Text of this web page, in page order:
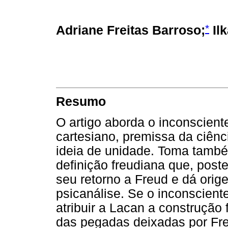
Adriane Freitas Barroso;*
Resumo
O artigo aborda o
cartesiano, premissa da
ideia de unidade. Toma
definição freudiana que,
seu retorno a Freud e dá
psicanálise. Se o
atribuir a Lacan a
das pegadas deixadas por